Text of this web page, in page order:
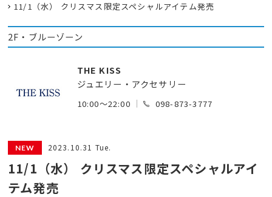
11/1（水） クリスマス限定スペシャルアイテム発売
2F・ブルーゾーン
THE KISS
ジュエリー・アクセサリー
10:00～22:00 098-873-3777
2023.10.31 Tue.
11/1（水） クリスマス限定スペシャルアイ
テム発売